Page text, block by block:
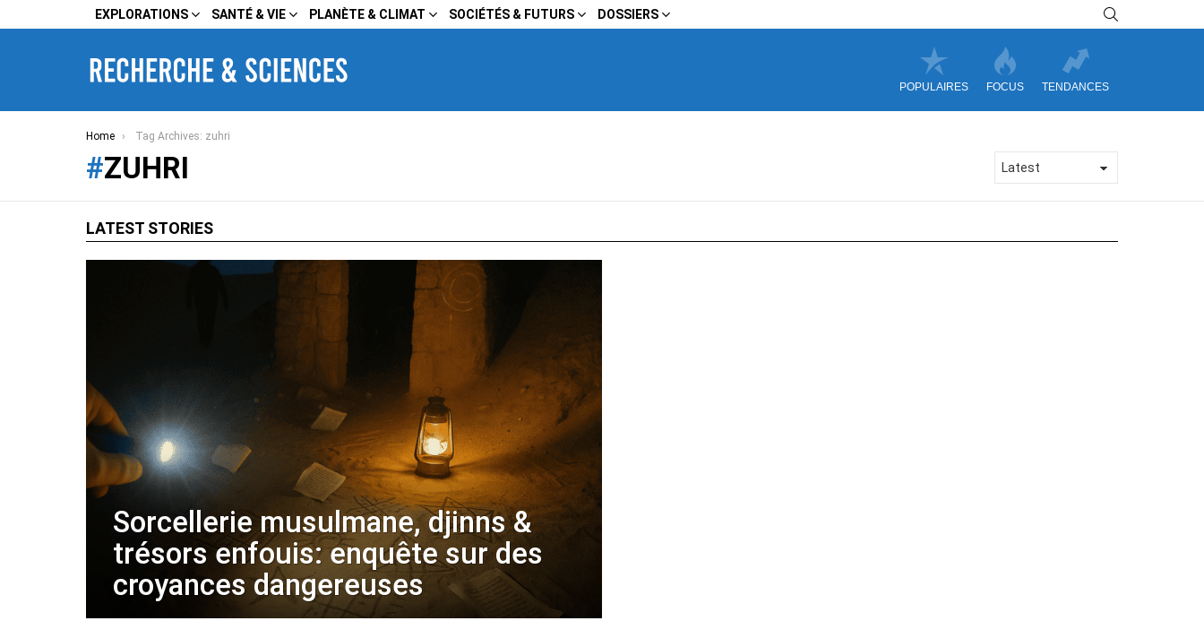
EXPLORATIONS SANTÉ & VIE PLANÈTE & CLIMAT SOCIÉTÉS & FUTURS DOSSIERS
POPULAIRES FOCUS TENDANCES
You are here:
Home Tag Archives: zuhri
ZUHRI
LATEST STORIES
Sorcellerie musulmane, djinns &
trésors enfouis: enquête sur des
croyances dangereuses